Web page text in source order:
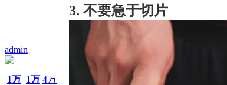
admin
1万 1万 4万
3. 不要急于切片